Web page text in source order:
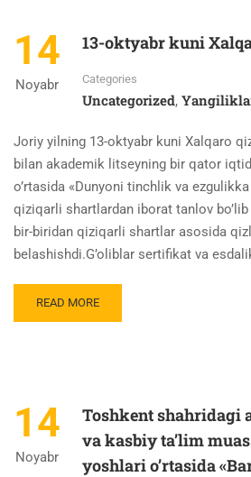
14
Noyabr
13-oktyabr kuni
Categories
Uncategorized,
Joriy yilning 13-oktyabr kuni Xalqaro
bilan akademik litseyning bir qator
o’rtasida «Dunyoni tinchlik va
qiziqarli shartlardan iborat tanlov bo’lib
bir-biridan qiziqarli shartlar asosida
belashishdi.G’oliblar sertifikat va
READ MORE
14
Noyabr
Toshkent shahridagi
va kasbiy ta’lim
yoshlari o’rtasida